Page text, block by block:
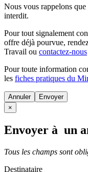
Nous vous rappelons
interdit.
Pour tout signalement
offre déjà pourvue,
Travail ou contactez-nous
Pour toute information
les fiches pratiques du
Annuler
×
Envoyer à un
Tous les champs sont
Destinataire